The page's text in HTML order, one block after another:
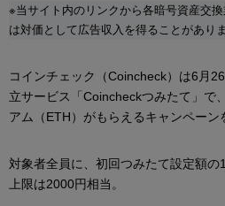
※当サイト内のリンクから各暗号資産交
は対価として広告収入を得ることがありま
コインチェック（Coincheck）は6月
立サービス「Coincheckつみたて」で
アム（ETH）がもらえるキャンペーン
対象者全員に、初回つみたて設定額の
上限は2000円相当。